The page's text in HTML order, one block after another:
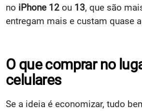
no iPhone 12 ou 13, que são
entregam mais e custam quase
O que comprar no
celulares
Se a ideia é economizar, tudo